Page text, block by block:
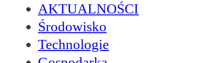
AKTUALNOŚCI
Środowisko
Technologie